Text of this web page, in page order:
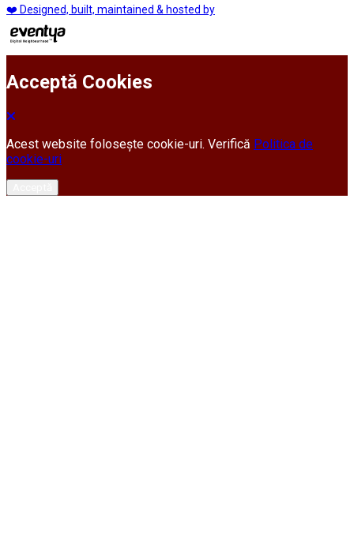
❤️ Designed, built, maintained & hosted by
Acceptă Cookies
Acest website folosește cookie-uri. Verifică Politica de
cookie-uri